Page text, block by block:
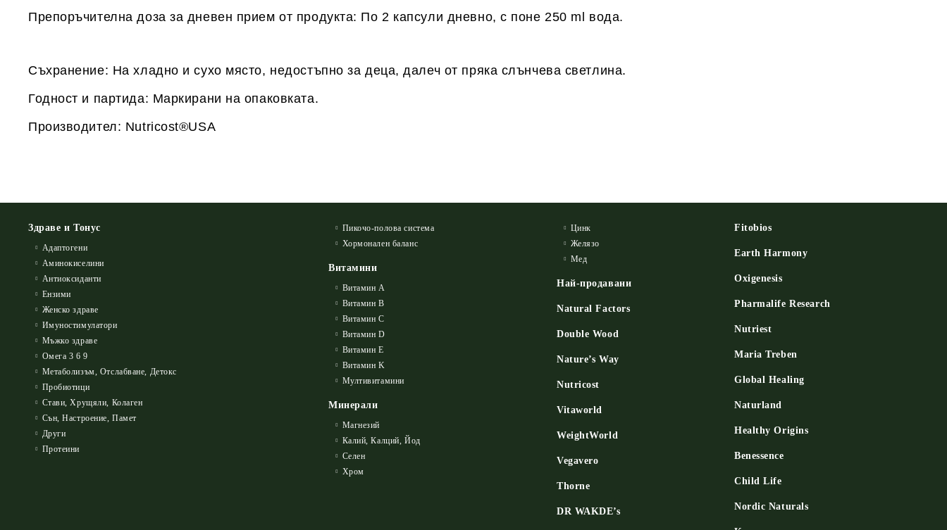
Препоръчителна доза за дневен прием от продукта: По 2 капсули дневно, с поне 250 ml вода.
Съхранение: На хладно и сухо място, недостъпно за деца, далеч от пряка слънчева светлина.
Годност и партида: Маркирани на опаковката.
Производител: Nutricost®USA
Здраве и Тонус
Адаптогени
Аминокиселини
Антиоксиданти
Ензими
Женско здраве
Имуностимулатори
Мъжко здраве
Омега 3 6 9
Метаболизъм, Отслабване, Детокс
Пробиотици
Стави, Хрущяли, Колаген
Сън, Настроение, Памет
Други
Протеини
Пикочо-полова система
Хормонален баланс
Витамини
Витамин А
Витамин B
Витамин C
Витамин D
Витамин E
Витамин K
Мултивитамини
Минерали
Магнезий
Калий, Калций, Йод
Селен
Хром
Цинк
Желязо
Мед
Най-продавани
Natural Factors
Double Wood
Nature’s Way
Nutricost
Vitaworld
WeightWorld
Vegavero
Thorne
DR WAKDE’s
Fitobios
Earth Harmony
Oxigenesis
Pharmalife Research
Nutriest
Maria Treben
Global Healing
Naturland
Healthy Origins
Benessence
Child Life
Nordic Naturals